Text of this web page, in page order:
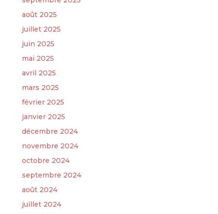
août 2025
juillet 2025
juin 2025
mai 2025
avril 2025
mars 2025
février 2025
janvier 2025
décembre 2024
novembre 2024
octobre 2024
septembre 2024
août 2024
juillet 2024